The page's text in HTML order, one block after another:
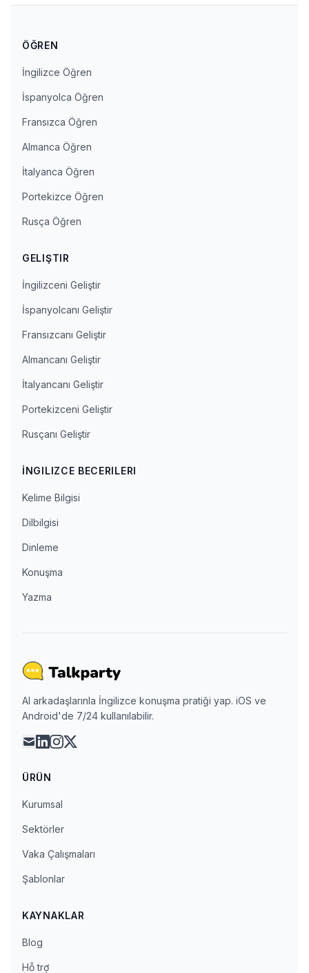
ÖĞREN
İngilizce Öğren
İspanyolca Öğren
Fransızca Öğren
Almanca Öğren
İtalyanca Öğren
Portekizce Öğren
Rusça Öğren
GELIŞTIR
İngilizceni Geliştir
İspanyolcanı Geliştir
Fransızcanı Geliştir
Almancanı Geliştir
İtalyancanı Geliştir
Portekizceni Geliştir
Rusçanı Geliştir
İNGILIZCE BECERILERI
Kelime Bilgisi
Dilbilgisi
Dinleme
Konuşma
Yazma
AI arkadaşlarınla İngilizce konuşma pratiği yap. iOS ve
Android'de 7/24 kullanılabilir.
maillinkedin
instagram
x
ÜRÜN
Kurumsal
Sektörler
Vaka Çalışmaları
Şablonlar
KAYNAKLAR
Blog
Hỗ trợ